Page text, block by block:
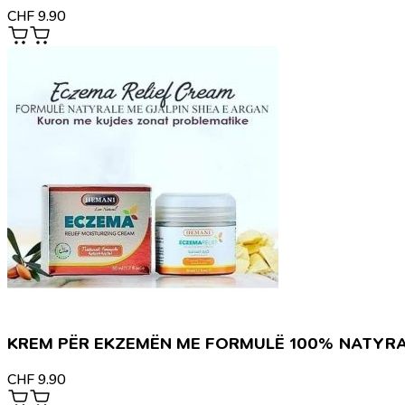
CHF 9.90
KREM PËR EKZEMËN ME FORMULË 100%
CHF 9.90